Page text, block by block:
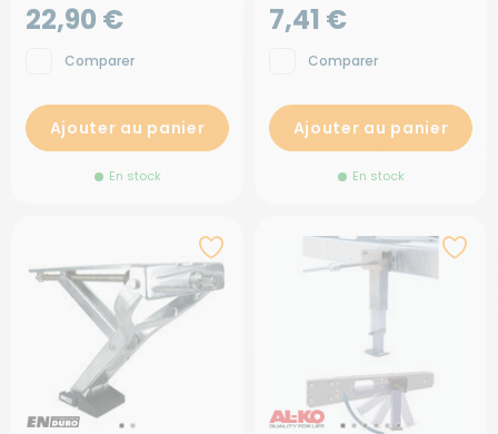
22,90 €
Comparer
Ajouter au panier
En stock
7,41 €
Comparer
Ajouter au panier
En stock